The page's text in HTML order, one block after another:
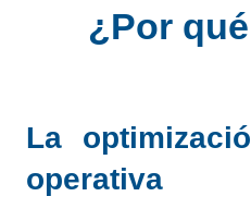
¿Por
La
operativa